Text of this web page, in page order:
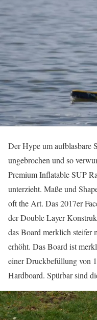
Der Hype um aufblasbare
ungebrochen und so
Premium Inflatable SUP
unterzieht. Maße und
oft the Art. Das 2017er
der Double Layer
das Board merklich steifer
erhöht. Das Board ist
einer Druckbefüllung von
Hardboard. Spürbar sind